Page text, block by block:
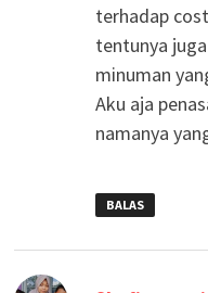
terhadap
tentunya
minuman
Aku aja
namanya
BALAS